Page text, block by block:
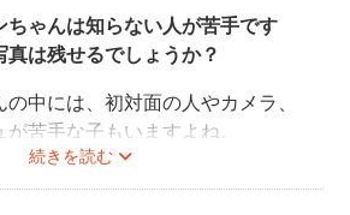
ちゃんは知らない人が苦手です
真は残せるでしょうか？
続きを読む
の中には、初対面の人やカメラ、
が苦手な子もいますよね。
張撮影は、ペット撮影の実績が
ォトグラファーが担当いたしま